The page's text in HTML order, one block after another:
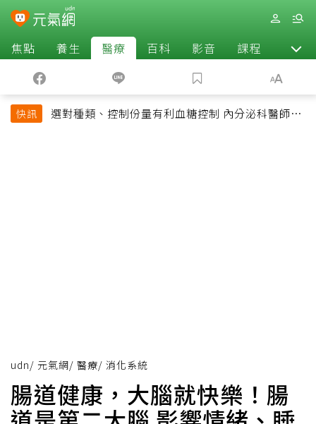
焦點 養生 醫療 百科 影音 課程 退休
快訊
選對種類、控制份量有利血糖控制 內分泌科醫師最
udn/ 元氣網/ 醫療/ 消化系統
腸道健康，大腦就快樂！腸